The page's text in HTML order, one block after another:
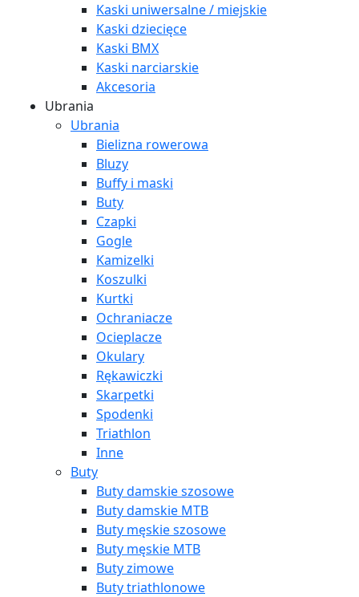
Kaski uniwersalne / miejskie
Kaski dziecięce
Kaski BMX
Kaski narciarskie
Akcesoria
Ubrania
Ubrania
Bielizna rowerowa
Bluzy
Buffy i maski
Buty
Czapki
Gogle
Kamizelki
Koszulki
Kurtki
Ochraniacze
Ocieplacze
Okulary
Rękawiczki
Skarpetki
Spodenki
Triathlon
Inne
Buty
Buty damskie szosowe
Buty damskie MTB
Buty męskie szosowe
Buty męskie MTB
Buty zimowe
Buty triathlonowe